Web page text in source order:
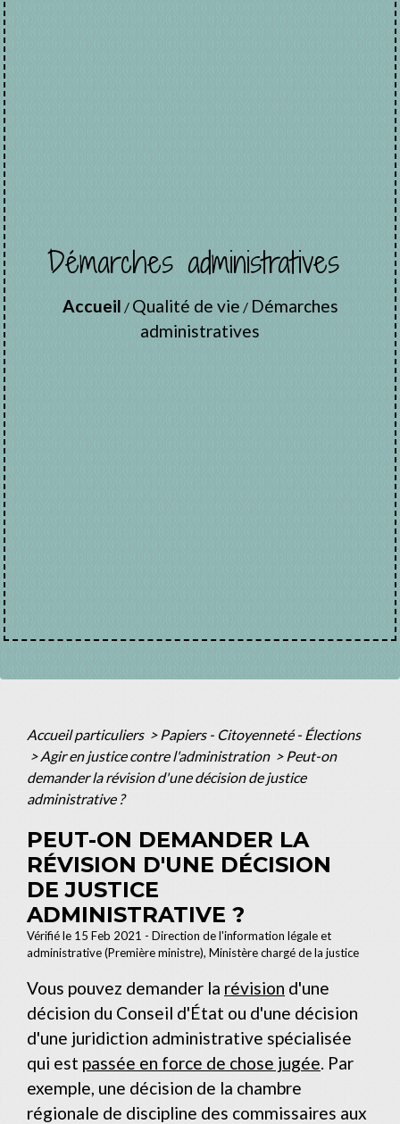
Démarches administratives
Accueil / Qualité de vie / Démarches
administratives
Accueil particuliers > Papiers - Citoyenneté - Élections
> Agir en justice contre l'administration > Peut-on
demander la révision d'une décision de justice
administrative ?
PEUT-ON DEMANDER LA
RÉVISION D'UNE DÉCISION
DE JUSTICE
ADMINISTRATIVE ?
Vérifié le 15 Feb 2021 - Direction de l'information légale et
administrative (Première ministre), Ministère chargé de la justice
Vous pouvez demander la révision d'une
décision du Conseil d'État ou d'une décision
d'une juridiction administrative spécialisée
qui est passée en force de chose jugée. Par
exemple, une décision de la chambre
régionale de discipline des commissaires aux